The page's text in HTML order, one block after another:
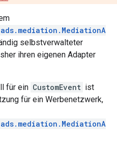
selbstverwalteter
ihren eigenen Adapter
für ein CustomEvent ist
für ein Werbenetzwerk,